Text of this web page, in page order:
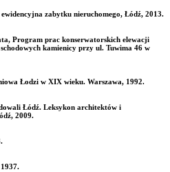
zabytku nieruchomego, Łódź, 2013.
Program prac konserwatorskich elewacji
kamienicy przy ul. Tuwima 46 w
Łodzi w XIX wieku. Warszawa, 1992.
Łódź. Leksykon architektów i
2009.